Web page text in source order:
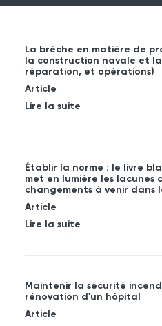
La brèche en matière de
la construction navale et
réparation, et opérations)
Article
Lire la suite
Établir la norme : le livre
met en lumière les lacunes
changements à venir dans
Article
Lire la suite
Maintenir la sécurité
rénovation d'un hôpital
Article